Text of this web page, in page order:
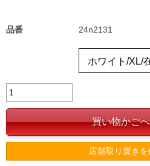
品番 24n2131
店舗取り置き